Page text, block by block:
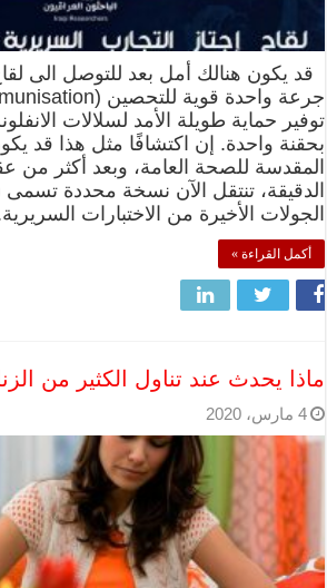
قد يكون هنالك أمل بعد للتوصل الى
توفير حماية طويلة الأمد لسلالات
بحقنة واحدة. إن اكتشافًا مثل هذا قد
المقدسة للصحة العامة، وبعد أكثر من
الجولات الأخيرة من الاختبارات
أكمل القراءة »
ماذا يحدث عند تناول الكثير من
4 مارس، 2020